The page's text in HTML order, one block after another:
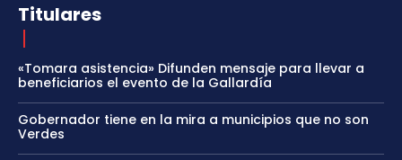
Titulares
«Tomara asistencia» Difunden mensaje para llevar a
beneficiarios el evento de la Gallardía
Gobernador tiene en la mira a municipios que no son
Verdes